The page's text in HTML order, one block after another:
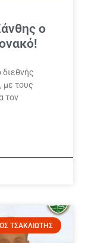
ο
διεθνής
με τους
τον
ΤΣΑΚΛΙΩΤΗΣ